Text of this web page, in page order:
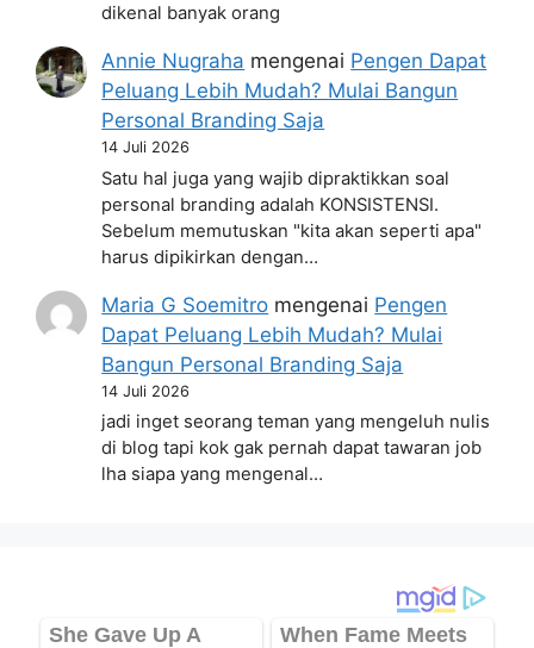
dikenal banyak orang
Annie Nugraha mengenai Pengen Dapat
Peluang Lebih Mudah? Mulai Bangun
Personal Branding Saja
14 Juli 2026
Satu hal juga yang wajib dipraktikkan soal
personal branding adalah KONSISTENSI.
Sebelum memutuskan "kita akan seperti apa"
harus dipikirkan dengan…
Maria G Soemitro mengenai Pengen
Dapat Peluang Lebih Mudah? Mulai
Bangun Personal Branding Saja
14 Juli 2026
jadi inget seorang teman yang mengeluh nulis
di blog tapi kok gak pernah dapat tawaran job
lha siapa yang mengenal…